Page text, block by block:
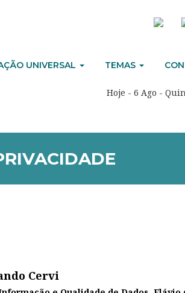
UNIVERSAL TEMAS
Hoje - 6 Ago -
Cervi